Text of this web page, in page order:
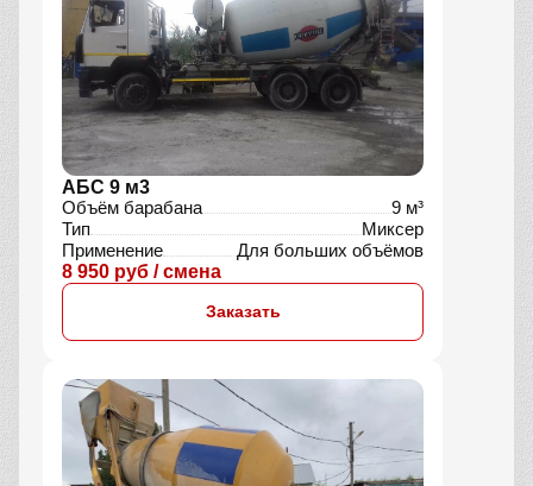
АБС 9 м3
Объём барабана
9 м³
Тип
Миксер
Применение
Для больших объёмов
8 950 руб / смена
Заказать